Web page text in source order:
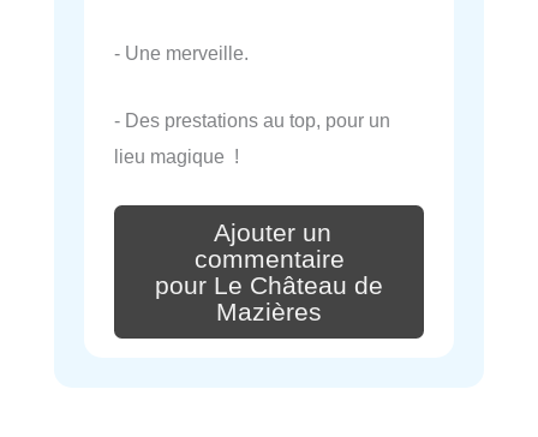
- Une merveille.
- Des prestations au top, pour un
lieu magique !
Ajouter un
commentaire
pour Le Château de
Mazières